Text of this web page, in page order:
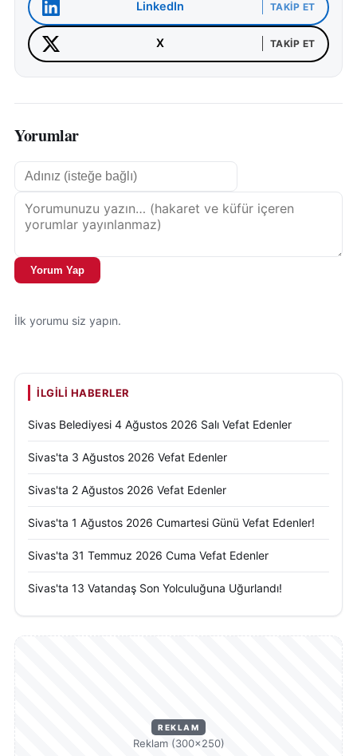
LinkedIn TAKIP ET
X TAKIP ET
Yorumlar
Yorum Yap
İlk yorumu siz yapın.
İLGILI HABERLER
Sivas Belediyesi 4 Ağustos 2026 Salı Vefat Edenler
Sivas'ta 3 Ağustos 2026 Vefat Edenler
Sivas'ta 2 Ağustos 2026 Vefat Edenler
Sivas'ta 1 Ağustos 2026 Cumartesi Günü Vefat Edenler!
Sivas'ta 31 Temmuz 2026 Cuma Vefat Edenler
Sivas'ta 13 Vatandaş Son Yolculuğuna Uğurlandı!
REKLAM
Reklam (300×250)